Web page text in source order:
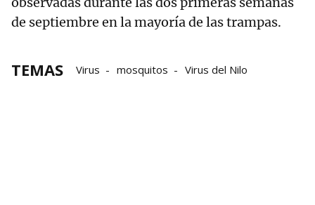
de septiembre en la mayoría de las trampas.
TEMAS Virus mosquitos Virus del Nilo